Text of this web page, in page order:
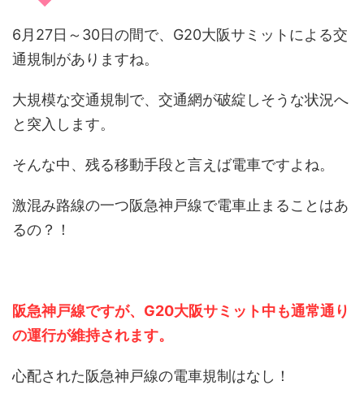
6月27日～30日の間で、G20大阪サミットによる交
通規制がありますね。
大規模な交通規制で、交通網が破綻しそうな状況へ
と突入します。
そんな中、残る移動手段と言えば電車ですよね。
激混み路線の一つ阪急神戸線で電車止まることはあ
るの？！
阪急神戸線ですが、G20大阪サミット中も通常通り
の運行が維持されます。
心配された阪急神戸線の電車規制はなし！